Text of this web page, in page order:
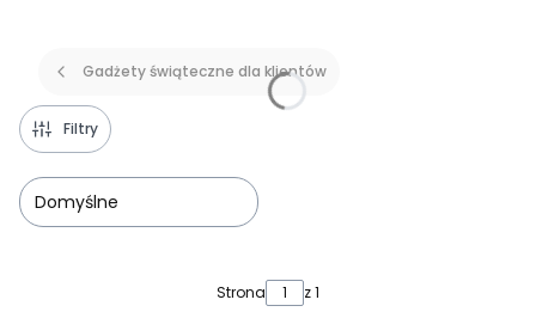
Gadżety świąteczne dla klientów
Filtry
Domyślne
Strona z 1